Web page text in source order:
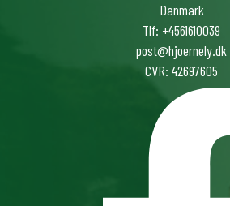
Danmark
Tlf: +4561610039
post@hjoernely.dk
CVR: 42697605